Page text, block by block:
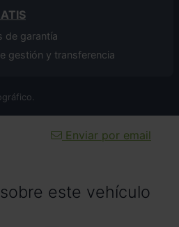
sobre este vehículo
de garantía
gestión y transferencia
Enviar por email